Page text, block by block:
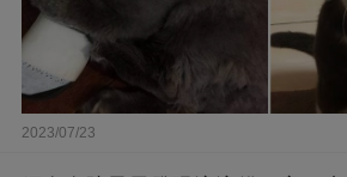
2023/07/23